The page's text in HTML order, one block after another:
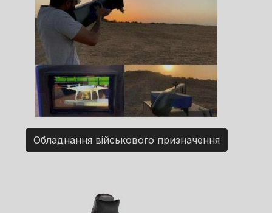
Обладнання військового призначення